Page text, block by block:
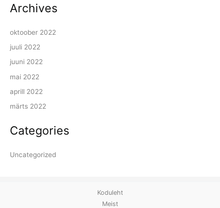
Archives
oktoober 2022
juuli 2022
juuni 2022
mai 2022
aprill 2022
märts 2022
Categories
Uncategorized
Koduleht
Meist